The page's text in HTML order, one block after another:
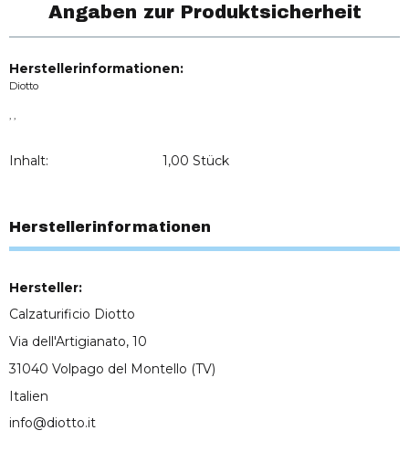
Angaben zur Produktsicherheit
Herstellerinformationen:
Diotto
Inhalt: 1,00 Stück
Herstellerinformationen
Hersteller:
Calzaturificio Diotto
Via dell'Artigianato, 10
31040 Volpago del Montello (TV)
Italien
info@diotto.it